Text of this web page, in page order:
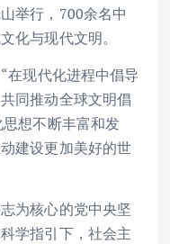
举行，700余名中
化与现代文明。
在现代化进程中倡导
同推动全球文明倡
想不断丰富和发
建设更加美好的世
为核心的党中央坚
学指引下，社会主